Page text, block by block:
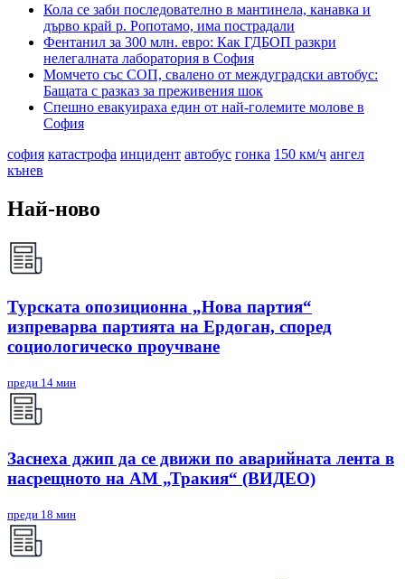
Кола се заби последователно в мантинела, канавка и
дърво край р. Ропотамо, има пострадали
Фентанил за 300 млн. евро: Как ГДБОП разкри
нелегалната лаборатория в София
Mомчето със СОП, свалено от междуградски автобус:
Бащата с разказ за преживения шок
Спешно евакуираха един от най-големите молове в
София
софия катастрофа инцидент автобус гонка 150 км/ч ангел
кънев
Най-ново
Турската опозиционна „Нова партия“
изпреварва партията на Ердоган, според
социологическо проучване
преди 14 мин
Заснеха джип да се движи по аварийната лента в
насрещното на АМ „Тракия“ (ВИДЕО)
преди 18 мин